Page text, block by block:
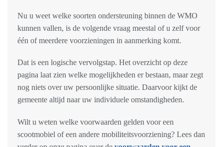
Nu u weet welke soorten ondersteuning binnen de WMO
kunnen vallen, is de volgende vraag meestal of u zelf voor
één of meerdere voorzieningen in aanmerking komt.
Dat is een logische vervolgstap. Het overzicht op deze
pagina laat zien welke mogelijkheden er bestaan, maar zegt
nog niets over uw persoonlijke situatie. Daarvoor kijkt de
gemeente altijd naar uw individuele omstandigheden.
Wilt u weten welke voorwaarden gelden voor een
scootmobiel of een andere mobiliteitsvoorziening? Lees dan